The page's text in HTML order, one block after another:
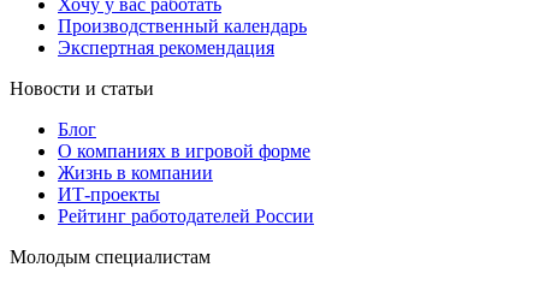
Производственный календарь
Экспертная рекомендация
Новости и статьи
Блог
О компаниях в игровой форме
Жизнь в компании
ИТ-проекты
Рейтинг работодателей России
Молодым специалистам